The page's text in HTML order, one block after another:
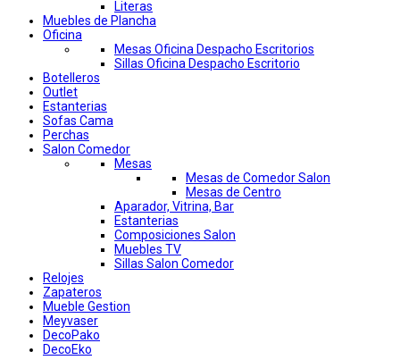
Literas
Muebles de Plancha
Oficina
Mesas Oficina Despacho Escritorios
Sillas Oficina Despacho Escritorio
Botelleros
Outlet
Estanterias
Sofas Cama
Perchas
Salon Comedor
Mesas
Mesas de Comedor Salon
Mesas de Centro
Aparador, Vitrina, Bar
Estanterias
Composiciones Salon
Muebles TV
Sillas Salon Comedor
Relojes
Zapateros
Mueble Gestion
Meyvaser
DecoPako
DecoEko